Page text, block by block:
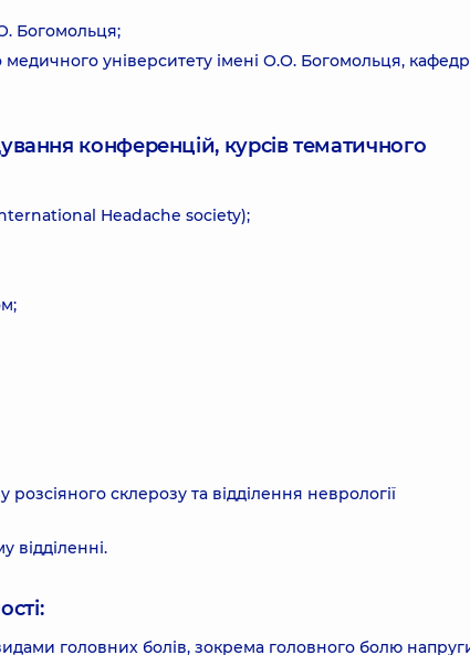
Богомольця;
медичного університету імені О.О. Богомольця,
конференцій, курсів тематичного
Headache society);
розсіяного склерозу та відділення неврології
відділенні.
головних болів, зокрема головного болю